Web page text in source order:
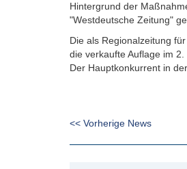
Hintergrund der
"Westdeutsche Zeitung"
Die als Regionalzeitung
die verkaufte Auflage im
Der Hauptkonkurrent in
<< Vorherige News